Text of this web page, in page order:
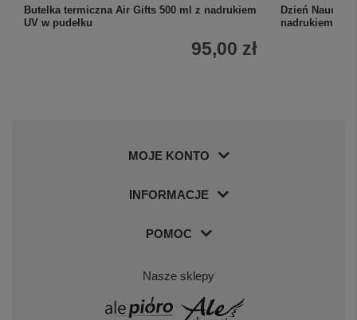
Butelka termiczna Air Gifts 500 ml z nadrukiem
UV w pudełku
95,00 zł
Dzień
nadrukiem UV
MOJE KONTO
INFORMACJE
POMOC
Nasze sklepy